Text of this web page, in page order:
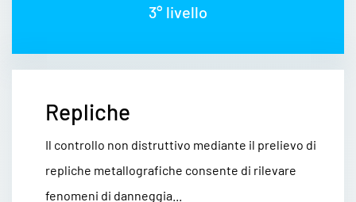
3° livello
Repliche
Il controllo non distruttivo mediante il prelievo di
repliche metallografiche consente di rilevare
fenomeni di danneggia...